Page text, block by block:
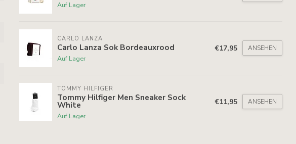
Auf Lager
CARLO LANZA
Carlo Lanza Sok Bordeauxrood
Auf Lager
€17,95 ANSEHEN
TOMMY HILFIGER
Tommy Hilfiger Men Sneaker Sock
White
Auf Lager
€11,95 ANSEHEN